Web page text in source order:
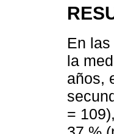
En
la
años,
=